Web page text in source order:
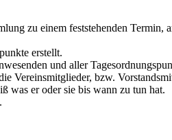
zu einem feststehenden Termin,
erstellt.
und aller
Vereinsmitglieder, bzw.
was er oder sie bis wann zu tun hat.